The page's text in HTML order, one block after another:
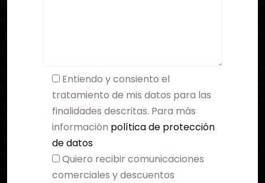
Entiendo y consiento el
tratamiento de mis datos para las
finalidades descritas. Para más
información política de protección
de datos
Quiero recibir comunicaciones
comerciales y descuentos